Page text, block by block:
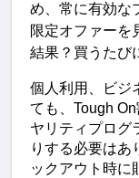
め、常に有効な
限定オファーを
結果？買うたび
個人利用、ビジ
ても、Tough
ヤリティプログ
りする必要はあ
ックアウト時に